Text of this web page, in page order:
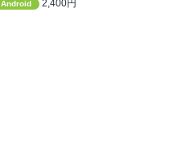
Android 2,400円